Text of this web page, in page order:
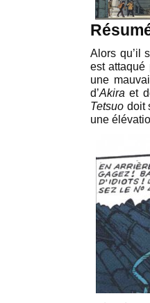
Alors qu’il
est attaqué
une
d’Akira et
Tetsuo doit
une